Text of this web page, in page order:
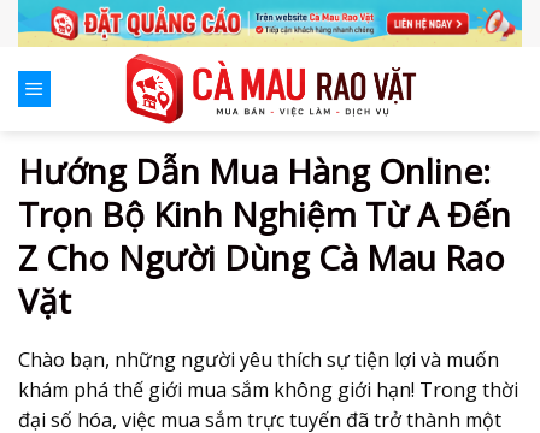
Skip
to
content
Hướng Dẫn Mua Hàng Online:
Trọn Bộ Kinh Nghiệm Từ A Đến
Z Cho Người Dùng Cà Mau Rao
Vặt
Chào bạn, những người yêu thích sự tiện lợi và muốn
khám phá thế giới mua sắm không giới hạn! Trong thời
đại số hóa, việc mua sắm trực tuyến đã trở thành một